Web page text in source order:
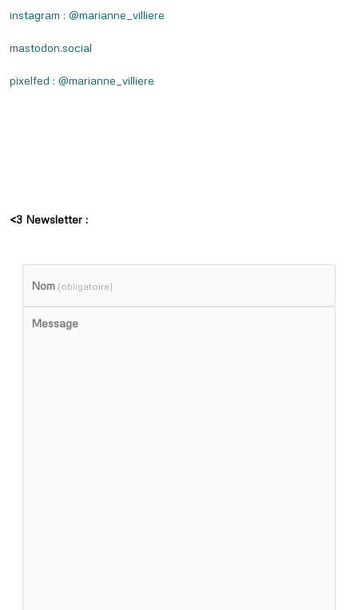
instagram : @marianne_villiere
mastodon.social
pixelfed : @marianne_villiere
<3 Newsletter :
Nom (obligatoire)
Message